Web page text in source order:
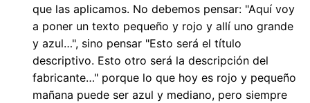
que las aplicamos. No debemos pensar: "Aquí voy
a poner un texto pequeño y rojo y allí uno grande
y azul…", sino pensar "Esto será el título
descriptivo. Esto otro será la descripción del
fabricante…" porque lo que hoy es rojo y pequeño
mañana puede ser azul y mediano, pero siempre